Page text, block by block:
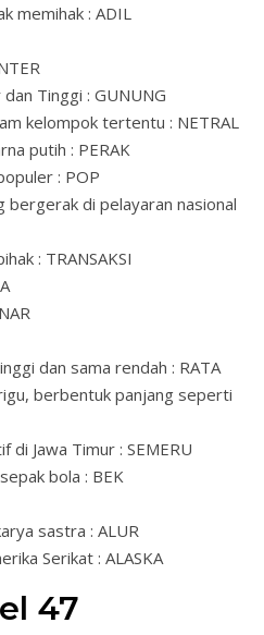
memihak : ADIL
Tinggi : GUNUNG
kelompok tertentu : NETRAL
putih : PERAK
: POP
bergerak di pelayaran nasional
: TRANSAKSI
dan sama rendah : RATA
berbentuk panjang seperti
di Jawa Timur : SEMERU
bola : BEK
sastra : ALUR
Serikat : ALASKA
47